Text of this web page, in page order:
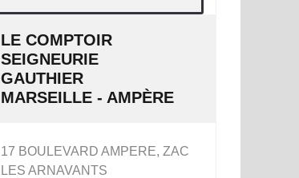
LE COMPTOIR
SEIGNEURIE
GAUTHIER
MARSEILLE - AMPÈRE
17 BOULEVARD AMPERE, ZAC
LES ARNAVANTS